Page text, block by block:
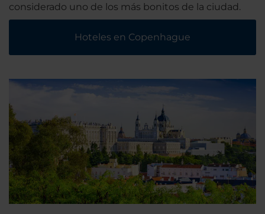
considerado uno de los más bonitos de la ciudad.
Hoteles en Copenhague